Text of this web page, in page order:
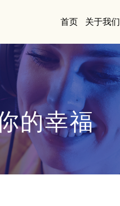
首页 关于我们
的幸福